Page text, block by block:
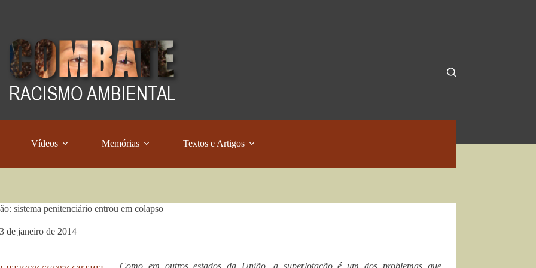
Vídeos Memórias Textos e Artigos
sistema penitenciário entrou em colapso
de janeiro de 2014
Como em outros estados da União, a superlotação é um dos problemas que